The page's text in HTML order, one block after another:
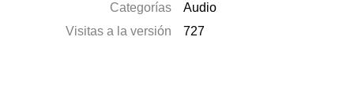
Categorías
Audio
Visitas a la versión
727